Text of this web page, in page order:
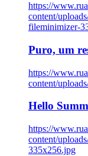
https://
content/
fileminimizer-
Puro, um
https://
content/
Hello
https://
content/
335x256.jpg